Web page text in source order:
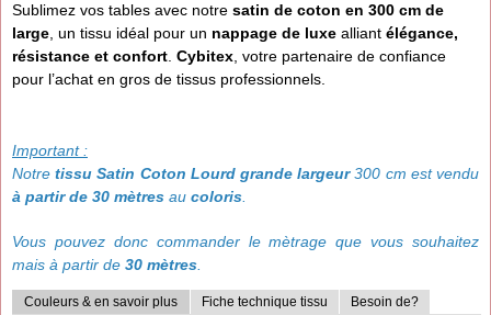
Sublimez vos tables avec notre satin de coton en 300 cm de
large , un tissu idéal pour un nappage de luxe alliant élégance,
résistance et confort Cybitex , votre partenaire de confiance
pour l’achat en gros de tissus professionnels.
Important :
Notre tissu Satin Coton Lourd grande largeur300 cm est vendu
à partir de 30 mètres au coloris
Vous pouvez donc commander le mètrage que vous souhaitez
mais à partir de 30 mètres
Couleurs & en savoir plus Fiche technique tissu Besoin de?